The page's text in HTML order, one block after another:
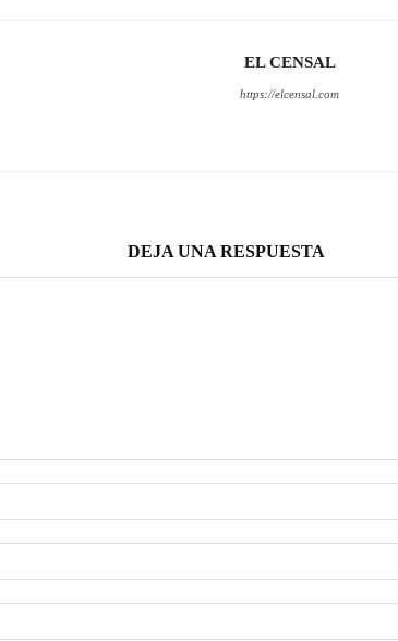
EL CENSAL
https://elcensal.com
DEJA UNA RESPUESTA